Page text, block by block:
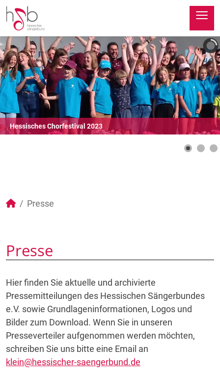
Hessisches Chorfestival 2023
Presse
Presse
Hier finden Sie aktuelle und archivierte
Pressemitteilungen des Hessischen Sängerbundes
e.V. sowie Grundlageninformationen, Logos und
Bilder zum Download. Wenn Sie in unseren
Presseverteiler aufgenommen werden möchten,
schreiben Sie uns bitte eine Email an
klein@hessischer-saengerbund.de
≡